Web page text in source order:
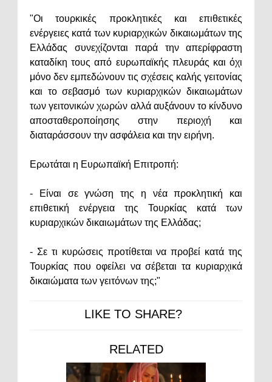
"Οι τουρκικές προκλητικές και επιθετικές
ενέργειες κατά των κυριαρχικών δικαιωμάτων της
Ελλάδας συνεχίζονται παρά την απερίφραστη
καταδίκη τους από ευρωπαϊκής πλευράς και όχι
μόνο δεν εμπεδώνουν τις σχέσεις καλής γειτονίας
και το σεβασμό των κυριαρχικών δικαιωμάτων
των γειτονικών χωρών αλλά αυξάνουν το κίνδυνο
αποσταθεροποίησης στην περιοχή και
διαταράσσουν την ασφάλεια και την ειρήνη.
Ερωτάται η Ευρωπαϊκή Επιτροπή:
- Είναι σε γνώση της η νέα προκλητική και
επιθετική ενέργεια της Τουρκίας κατά των
κυριαρχικών δικαιωμάτων της Ελλάδας;
- Σε τι κυρώσεις προτίθεται να προβεί κατά της
Τουρκίας που οφείλει να σέβεται τα κυριαρχικά
δικαιώματα των γειτόνων της;"
LIKE TO SHARE?
RELATED